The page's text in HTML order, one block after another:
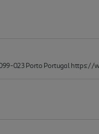
023 Porto Portugal